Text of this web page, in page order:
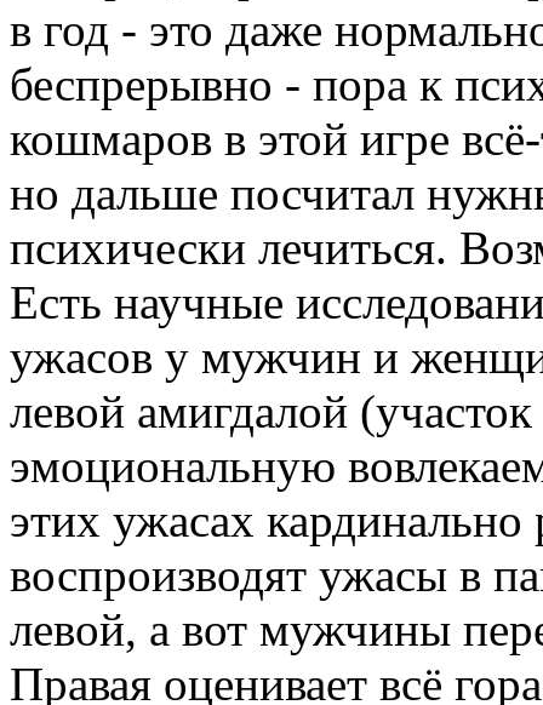
в год - это даже
беспрерывно - пора к
кошмаров в этой игре
но дальше посчитал
психически лечиться.
Есть научные
ужасов у мужчин и
левой амигдалой
эмоциональную
этих ужасах
воспроизводят ужасы в
левой, а вот мужчины
Правая оценивает всё